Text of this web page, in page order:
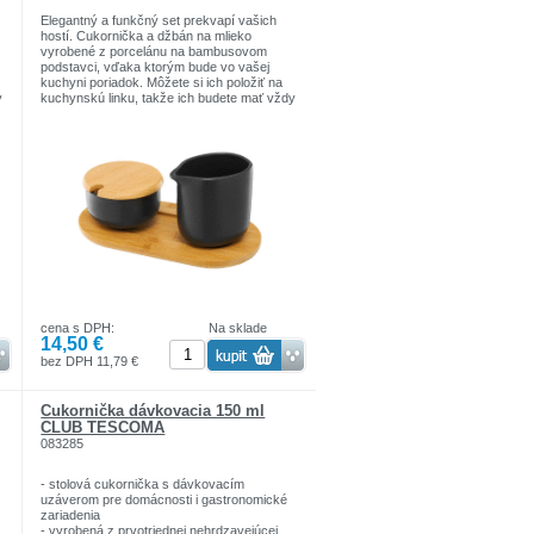
Elegantný a funkčný set prekvapí vašich
hostí. Cukornička a džbán na mlieko
vyrobené z porcelánu na bambusovom
podstavci, vďaka ktorým bude vo vašej
kuchyni poriadok. Môžete si ich položiť na
kuchynskú linku, takže ich budete mať vždy
dreva, odolné voči vlhkosti
Dobrý nápad na darček
Na sklade
cena s DPH:
14,50 €
bez DPH 11,79 €
Cukornička dávkovacia 150 ml
CLUB TESCOMA
083285
- stolová cukornička s dávkovacím
uzáverom pre domácnosti i gastronomické
zariadenia
- vyrobená z prvotriednej nehrdzavejúcej